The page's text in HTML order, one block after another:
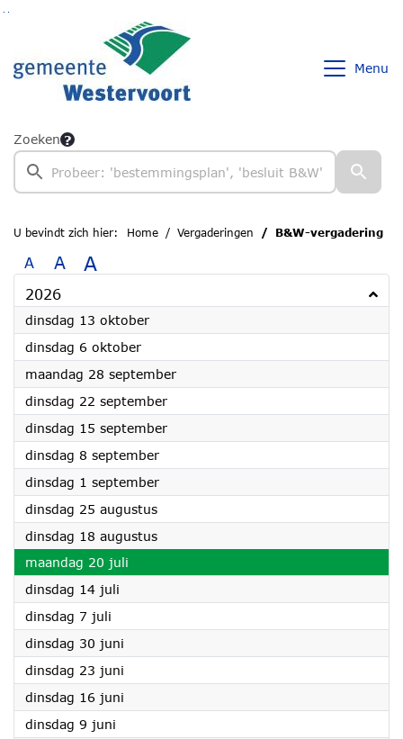
Ga naar de inhoud van deze pagina
Menu
Zoeken
U bevindt zich hier: Home Vergaderingen B&W-vergadering
A A A
2026
dinsdag 13 oktober2026
dinsdag 6 oktober2026
maandag 28 september2026
dinsdag 22 september2026
dinsdag 15 september2026
dinsdag 8 september2026
dinsdag 1 september2026
dinsdag 25 augustus2026
dinsdag 18 augustus2026
maandag 20 juli
dinsdag 14 juli
dinsdag 7 juli
dinsdag 30 juni
dinsdag 23 juni
dinsdag 16 juni
dinsdag 9 juni